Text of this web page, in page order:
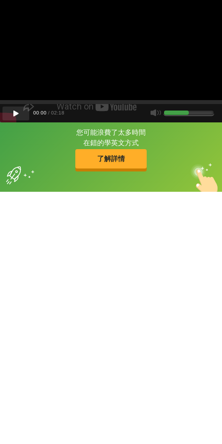
您可能浪費了太多時間
在錯的學英文方式
了解詳情
片尾有
攻其不背
的品牌故事
00:00 / 02:18